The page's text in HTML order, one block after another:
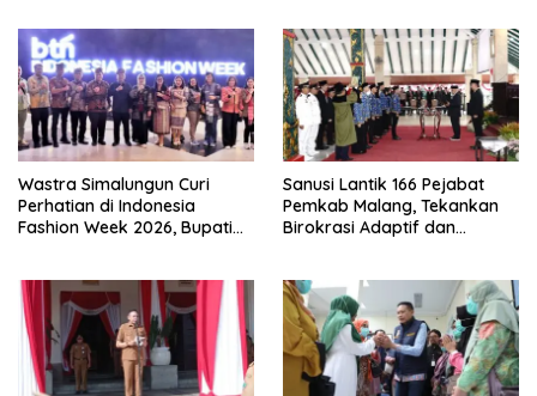
Mendatang
Wastra Simalungun Curi
Perhatian di Indonesia
Fashion Week 2026, Bupati
Sanusi Lantik 166 Pejabat
Pemkab Malang, Tekankan
Birokrasi Adaptif dan